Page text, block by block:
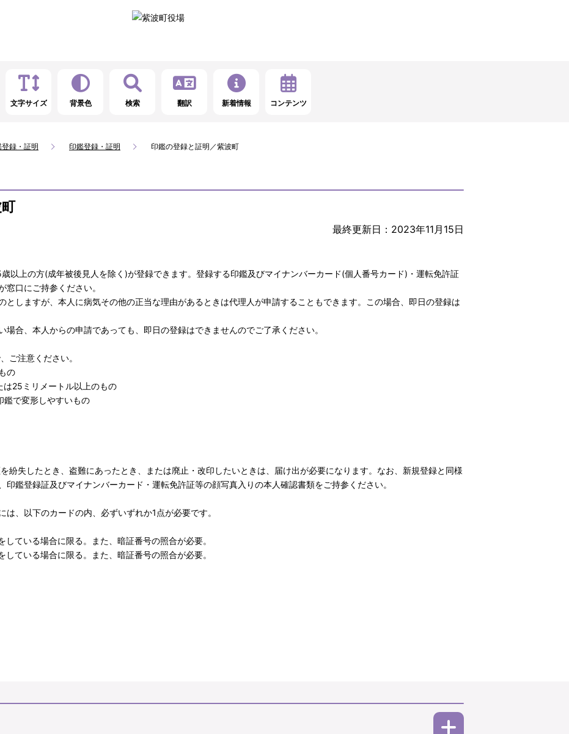
文字サイズ 背景色 検索 翻訳 新着情報 コンテンツ
登録・証明 印鑑登録・証明 印鑑の登録と証明／紫波町
最終更新日：2023年11月15日
以上の方(成年被後見人を除く)が登録できます。登録する印鑑及びマイナンバーカード(個人番号カード)・運転免許証
口にご持参ください。
としますが、本人に病気その他の正当な理由があるときは代理人が申請することもできます。この場合、即日の登録は
場合、本人からの申請であっても、即日の登録はできませんのでご了承ください。
ご注意ください。
の
25ミリメートル以上のもの
鑑で変形しやすいもの
紛失したとき、盗難にあったとき、または廃止・改印したいときは、届け出が必要になります。なお、新規登録と同様
鑑登録証及びマイナンバーカード・運転免許証等の顔写真入りの本人確認書類をご持参ください。
、以下のカードの内、必ずいずれか1点が必要です。
ている場合に限る。また、暗証番号の照合が必要。
ている場合に限る。また、暗証番号の照合が必要。